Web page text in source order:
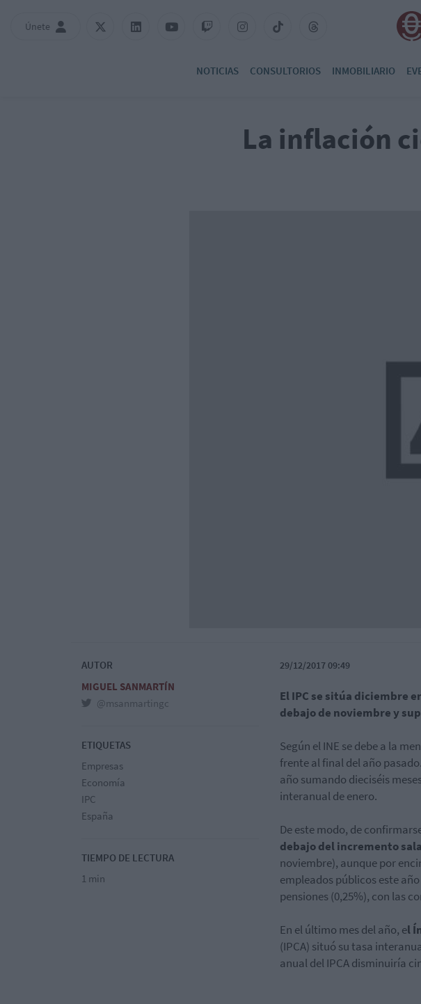
Únete
NOTICIAS CONSULTORIOS INMOBILIARIO
La inflación
AUTOR
MIGUEL SANMARTÍN
@msanmartingc
ETIQUETAS
Empresas
Economía
IPC
España
TIEMPO DE LECTURA
1 min
29/12/2017 09:49
El IPC se sitúa diciembre
debajo de noviembre y
Según el INE se debe a la
frente al final del año
año sumando dieciséis
interanual de enero.
De este modo, de
debajo del incremento
noviembre), aunque por
empleados públicos este
pensiones (0,25%), con las
En el último mes del año, el
(IPCA) situó su tasa
anual del IPCA disminuiría